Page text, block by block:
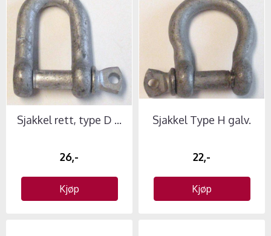
Sjakkel rett, type D ...
26,-
Kjøp
Sjakkel Type H galv.
22,-
Kjøp